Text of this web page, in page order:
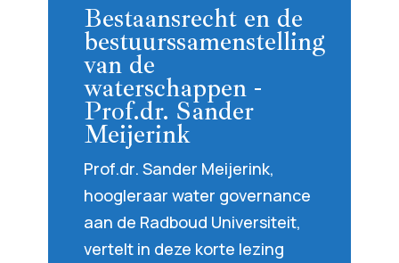
Bestaansrecht en de
bestuurssamenstelling
van de
waterschappen -
Prof.dr. Sander
Meijerink
Prof.dr. Sander Meijerink,
hoogleraar water governance
aan de Radboud Universiteit,
vertelt in deze korte lezing